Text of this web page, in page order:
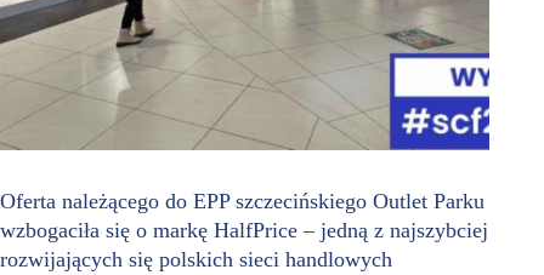
Oferta należącego do EPP szczecińskiego Outlet Parku
wzbogaciła się o markę HalfPrice – jedną z najszybciej
rozwijających się polskich sieci handlowych